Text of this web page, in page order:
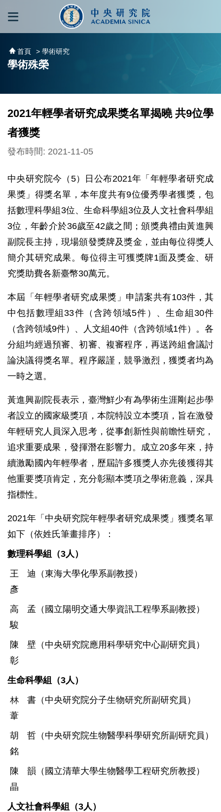
跳到主要內容區塊
首頁 > 學術研究
學術殊榮
2021年輕學者研究成果獎名單揭曉 共9位學
者獲獎
發布時間: 2021-11-05
中央研究院今（5）日公布2021年「年輕學者研究成
果獎」得獎名單，本年度共有9位優秀學者獲獎，包
括數理科學組3位、生命科學組3位及人文社會科學組
3位，年齡介於36歲至42歲之間；頒獎典禮由黃進興
副院長主持，現場頒發獎牌及獎金，並由每位得獎人
簡介其研究成果。每位得主可獲獎牌1面及獎金、研
究獎助費各新臺幣30萬元。
本屆「年輕學者研究成果獎」申請案共有103件，其
中包括數理組33件（含跨領域5件）、生命組30件
（含跨領域9件）、人文組40件（含跨領域1件）。各
分組均經過預審、初審、複審程序，再送跨組會議討
論決議得獎名單。程序嚴謹，競爭激烈，獲獎者均為
一時之選。
黃進興副院長表示，臺灣鮮少有為學術生涯剛起步學
者設立的國家級獎項，本院特設立本獎項，旨在激發
年輕研究人員深入思考，從事創新性與前瞻性研究，
追求重要成果，發揮潛在影響力。成立20多年來，持
續激勵國內年輕學者，歷屆許多獲獎人亦先後獲得其
他重要獎項肯定，充分彰顯本獎項之學術意義，深具
指標性。
2021年「中央研究院年輕學者研究成果獎」獲獎名單
如下（依姓氏筆畫排序）：
數理科學組（3人）
王迪
彥
（東海大學化學系副教授）
高孟
駿
（國立陽明交通大學資訊工程學系副教授）
陳壁
彰
（中央研究院應用科學研究中心副研究員）
生命科學組（3人）
林書
葦
（中央研究院分子生物研究所副研究員）
胡哲
銘
（中央研究院生物醫學科學研究所副研究員）
陳韻
晶
（國立清華大學生物醫學工程研究所教授）
人文社會科學組（3人）